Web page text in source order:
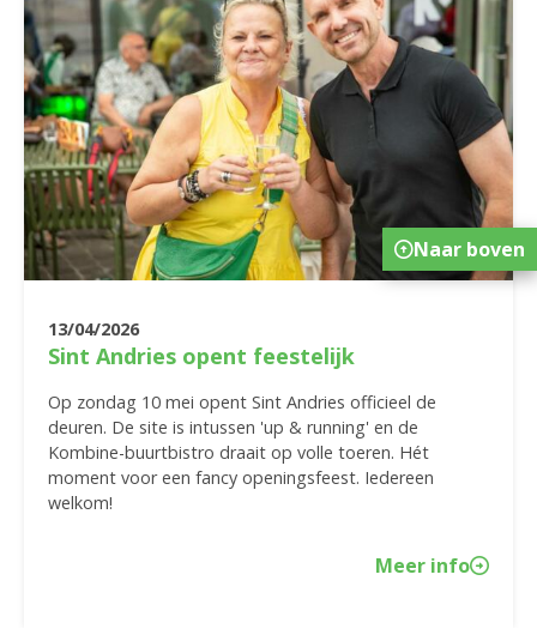
13/04/2026
Sint Andries opent feestelijk
Op zondag 10 mei opent Sint Andries officieel de
deuren. De site is intussen 'up & running' en de
Kombine-buurtbistro draait op volle toeren. Hét
moment voor een fancy openingsfeest. Iedereen
welkom!
Meer info
Naar boven